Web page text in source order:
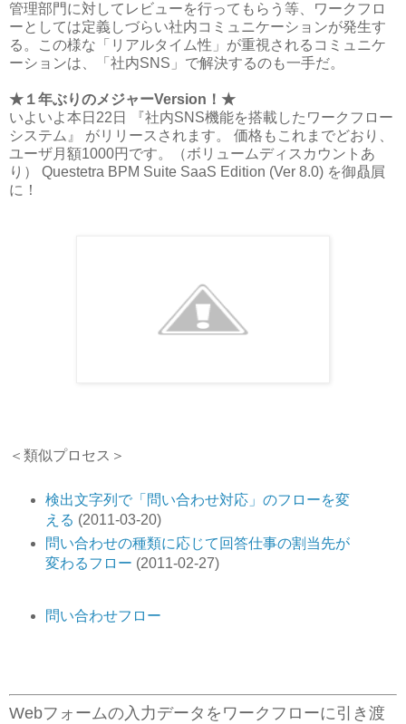
管理部門に対してレビューを行ってもらう等、ワークフロ
ーとしては定義しづらい社内コミュニケーションが発生す
る。この様な「リアルタイム性」が重視されるコミュニケ
ーションは、「社内SNS」で解決するのも一手だ。
★１年ぶりのメジャーVersion！★
いよいよ本日22日 『社内SNS機能を搭載したワークフロー
システム』 がリリースされます。 価格もこれまでどおり、
ユーザ月額1000円です。（ボリュームディスカウントあ
り） Questetra BPM Suite SaaS Edition (Ver 8.0) を御贔屓
に！
＜類似プロセス＞
検出文字列で「問い合わせ対応」のフローを変
える (2011-03-20)
問い合わせの種類に応じて回答仕事の割当先が
変わるフロー (2011-02-27)
問い合わせフロー
Webフォームの入力データをワークフローに引き渡